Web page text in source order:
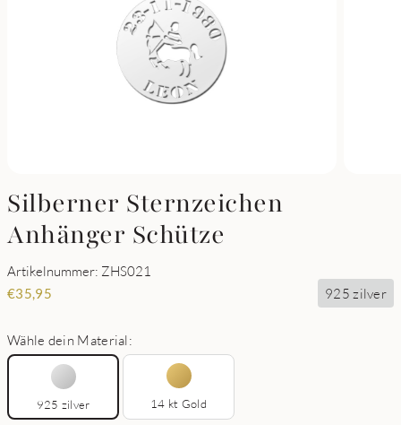
Silberner Sternzeichen
Anhänger Schütze
Artikelnummer: ZHS021
€35,95 925 zilver
Wähle dein Material:
925 zilver 14 kt Gold